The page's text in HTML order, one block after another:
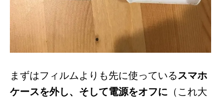
まずはフィルムよりも先に使っているスマホ
ケースを外し、そして電源をオフに （これ大